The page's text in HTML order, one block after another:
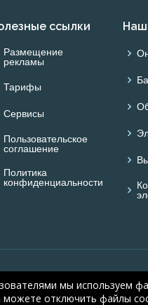
ссылки
Размещение
рекламы
Тарифы
Сервисы
Пользовательское
соглашение
Политика
конфиденциальности
мы используем
отключить файлы